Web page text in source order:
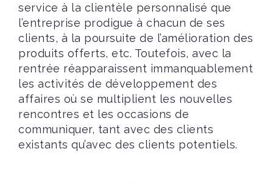
service à la clientèle personnalisé que
l’entreprise prodigue à chacun de ses
clients, à la poursuite de l’amélioration des
produits offerts, etc. Toutefois, avec la
rentrée réapparaissent immanquablement
les activités de développement des
affaires où se multiplient les nouvelles
rencontres et les occasions de
communiquer, tant avec des clients
existants qu’avec des clients potentiels.